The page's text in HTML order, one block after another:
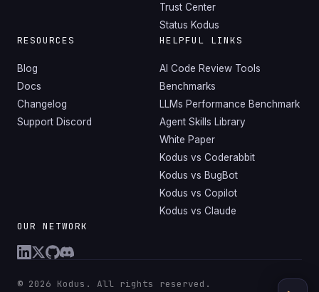
Trust Center
Status Kodus
RESOURCES
Blog
Docs
Changelog
Support Discord
HELPFUL LINKS
AI Code Review Tools
Benchmarks
LLMs Performance Benchmark
Agent Skills Library
White Paper
Kodus vs Coderabbit
Kodus vs BugBot
Kodus vs Copilot
Kodus vs Claude
OUR NETWORK
© 2026 Kodus. All rights reserved.